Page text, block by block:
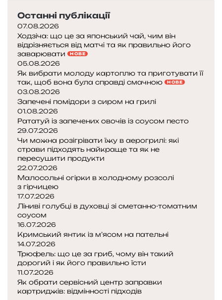
Останні публікації
07.08.2026
Ходзіча: що це за японський чай, чим він
відрізняється від матчі та як правильно його
заварювати
НОВЕ
05.08.2026
Як вибрати молоду картоплю та приготувати її
так, щоб вона була справді смачною
НОВЕ
03.08.2026
Запечені помідори з сиром на грилі
01.08.2026
Рататуй із запечених овочів із соусом песто
29.07.2026
Чи можна розігрівати їжу в аерогрилі: які
страви підходять найкраще та як не
пересушити продукти
22.07.2026
Малосольні огірки в холодному розсолі
з гірчицею
17.07.2026
Ліниві голубці в духовці зі сметанно-томатним
соусом
16.07.2026
Кримський янтик із м’ясом на пательні
14.07.2026
Трюфель: що це за гриб, чому він такий
дорогий і як його правильно їсти
11.07.2026
Як обрати сервісний центр заправки
картриджів: відмінності підходів